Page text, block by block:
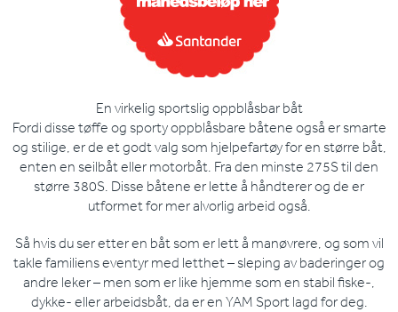
En virkelig sportslig oppblåsbar båt
Fordi disse tøffe og sporty oppblåsbare båtene også er smarte
og stilige, er de et godt valg som hjelpefartøy for en større båt,
enten en seilbåt eller motorbåt. Fra den minste 275S til den
større 380S. Disse båtene er lette å håndterer og de er
utformet for mer alvorlig arbeid også.
Så hvis du ser etter en båt som er lett å manøvrere, og som vil
takle familiens eventyr med letthet – sleping av baderinger og
andre leker – men som er like hjemme som en stabil fiske-,
dykke- eller arbeidsbåt, da er en YAM Sport lagd for deg.